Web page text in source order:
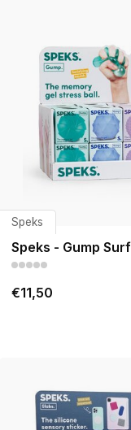
Speks
Speks - Gump
€11,50